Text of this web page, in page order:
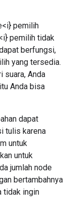
pemilih
pemilih tidak
berfungsi,
yang tersedia.
suara, Anda
Anda bisa
dapat
tulis karena
untuk
untuk
jumlah node
bertambahnya
tidak ingin